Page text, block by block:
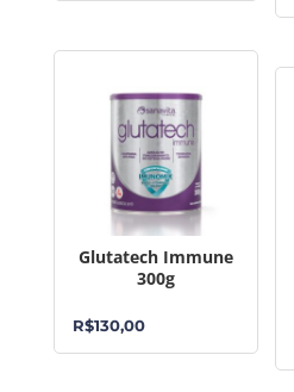
Glutatech Immune
300g
R$130,00